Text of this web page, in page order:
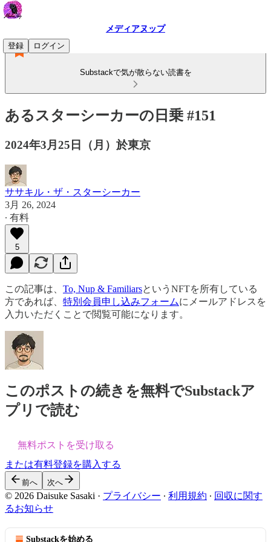
メディアヌップ
登録
ログイン
Substackで気が散らない読書を
あるスターシーカーの日乗 #151
2024年3月25日（月）於東京
ササキル・ザ・スターシーカー
3月 26, 2024
∙ 有料
5
この記事は、 To, Nup & FamiliarsというNFTを所有している
方であれば、 特別会員申し込みフォームにメールアドレスを
入力いただくことで閲覧可能になります。
このポストの続きを無料でSubstackア
プリで読む
無料ポストを受け取る
または有料登録を購入する
前へ 次へ
© 2026 Daisuke Sasaki · プライバシー ∙ 利用規約 ∙ 回収に関す
るお知らせ
Substackを始める